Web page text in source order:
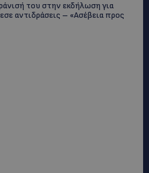
του στην εκδήλωση για
αντιδράσεις – «Ασέβεια προς